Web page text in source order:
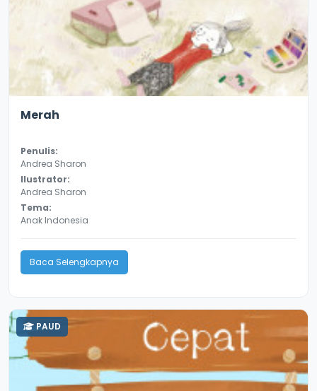
Merah
Penulis:
Andrea Sharon
Ilustrator:
Andrea Sharon
Tema:
Anak Indonesia
Baca Selengkapnya
PAUD